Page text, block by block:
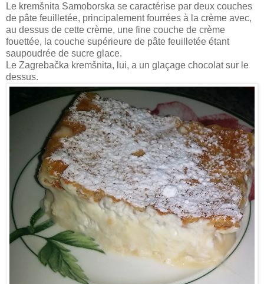
Le kremšnita Samoborska se caractérise par deux couches
de pâte feuilletée, principalement fourrées à la crème avec,
au dessus de cette crème, une fine couche de crème
fouettée, la couche supérieure de pâte feuilletée étant
saupoudrée de sucre glace.
Le Zagrebačka kremšnita, lui, a un glaçage chocolat sur le
dessus.